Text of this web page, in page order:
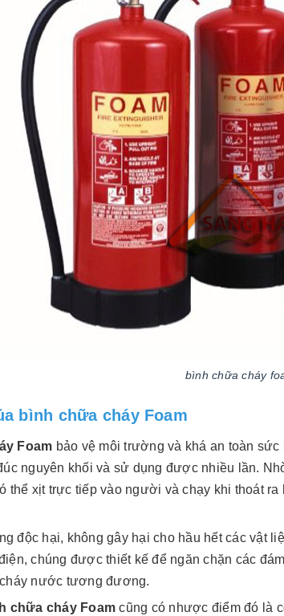
bình chữa cháy
bình chữa cháy Foam
Foam bảo vệ môi trường và khá an toàn
nguyên khối và sử dụng được nhiều lần.
thể xịt trực tiếp vào người và chạy khi thoát
độc hại, không gây hại cho hầu hết các vật
chúng được thiết kế để ngăn chặn các
nước tương đương.
chữa cháy Foam cũng có nhược điểm đó là